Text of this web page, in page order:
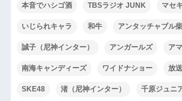
本音でハシゴ酒 TBSラジオ JUNK マセ
いじられキャラ 和牛 アンタッチャブル
誠子（尼神インター） アンガールズ ア
南海キャンディーズ ワイドナショー 放
SKE48 渚（尼神インター） 千原ジュニ